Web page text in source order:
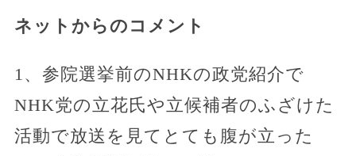
ネットからのコメント
1、参院選挙前のNHKの政党紹介で
NHK党の立花氏や立候補者のふざけた
活動で放送を見てとても腹が立った